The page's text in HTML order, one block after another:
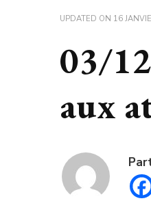
UPDATED ON 16
03/
aux